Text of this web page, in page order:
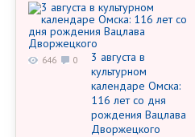
3 августа в
культурном
календаре Омска:
116 лет со дня
рождения Вацлава
Дворжецкого
646 0